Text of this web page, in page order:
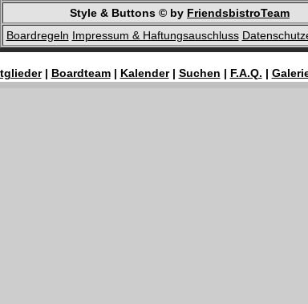
Style & Buttons © by FriendsbistroTeam
Boardregeln Impressum & Haftungsauschluss
| Boardteam| Kalender| Suchen | F.A.Q. |